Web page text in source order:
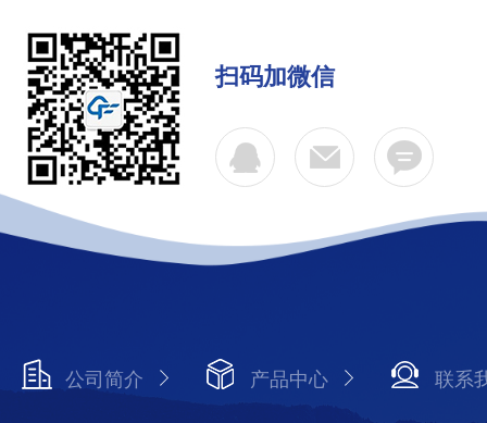
扫码加微信
公司简介 产品中心 联系